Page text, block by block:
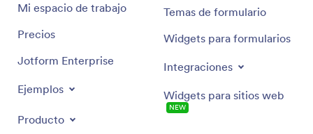
Mi espacio de trabajo
Precios
Jotform Enterprise
Ejemplos
Producto
Temas de formulario
Widgets para formularios
Integraciones
Widgets para sitios web
NEW